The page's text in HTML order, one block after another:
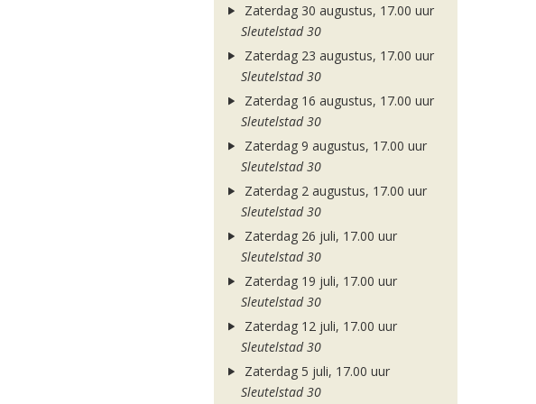
Zaterdag 30 augustus, 17.00 uur
Sleutelstad 30
Zaterdag 23 augustus, 17.00 uur
Sleutelstad 30
Zaterdag 16 augustus, 17.00 uur
Sleutelstad 30
Zaterdag 9 augustus, 17.00 uur
Sleutelstad 30
Zaterdag 2 augustus, 17.00 uur
Sleutelstad 30
Zaterdag 26 juli, 17.00 uur
Sleutelstad 30
Zaterdag 19 juli, 17.00 uur
Sleutelstad 30
Zaterdag 12 juli, 17.00 uur
Sleutelstad 30
Zaterdag 5 juli, 17.00 uur
Sleutelstad 30